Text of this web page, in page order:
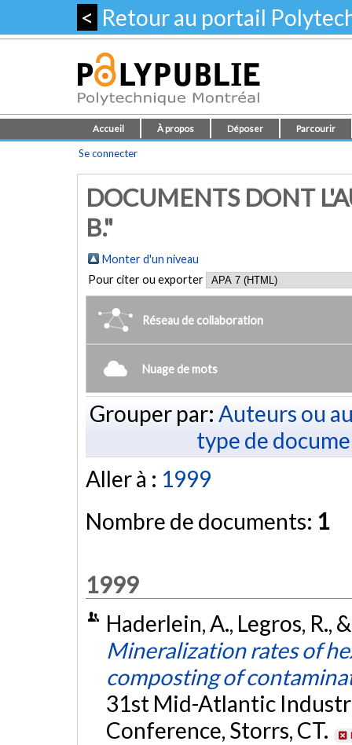
< Retour au portail
Accueil À propos Déposer Parcourir
Se connecter
DOCUMENTS DONT
B."
Monter d'un niveau
Pour citer ou exporter
Réseau de collaboration
Nuage de mots
Grouper par: Auteurs ou
type de
Aller à : 1999
Nombre de documents: 1
1999
Haderlein, A., Legros, R.,
Mineralization rates of
composting of
31st Mid-Atlantic
Conference, Storrs, CT.